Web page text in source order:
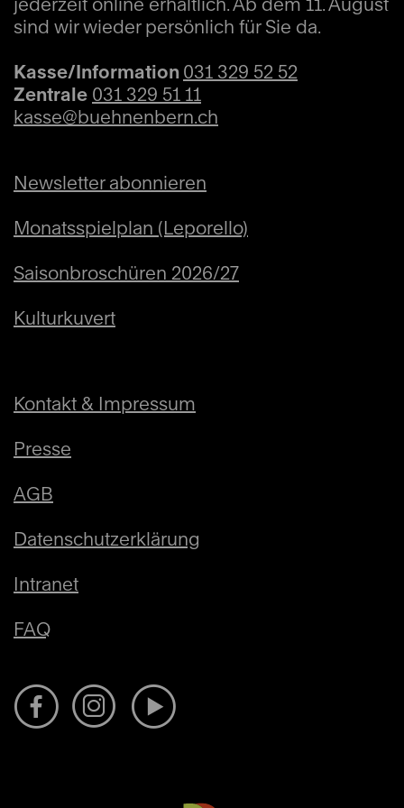
Symphonie Nr. 5 D-Dur (1938 – 43) (40')
jederzeit online erhältlich. Ab dem 11. August
sind wir wieder persönlich für Sie da.
Kasse/Information 031 329 52 52
Zentrale 031 329 51 11
kasse@buehnenbern.ch
Newsletter abonnieren
Monatsspielplan (Leporello)
Saisonbroschüren 2026/27
Kulturkuvert
Kontakt & Impressum
Presse
AGB
Datenschutzerklärung
Intranet
FAQ